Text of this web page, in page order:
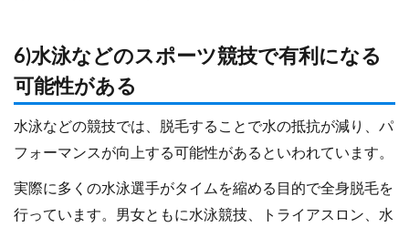
6)水泳などのスポーツ競技で有利になる
可能性がある
水泳などの競技では、脱毛することで水の抵抗が減り、パ
フォーマンスが向上する可能性があるといわれています。
実際に多くの水泳選手がタイムを縮める目的で全身脱毛を
行っています。男女ともに水泳競技、トライアスロン、水